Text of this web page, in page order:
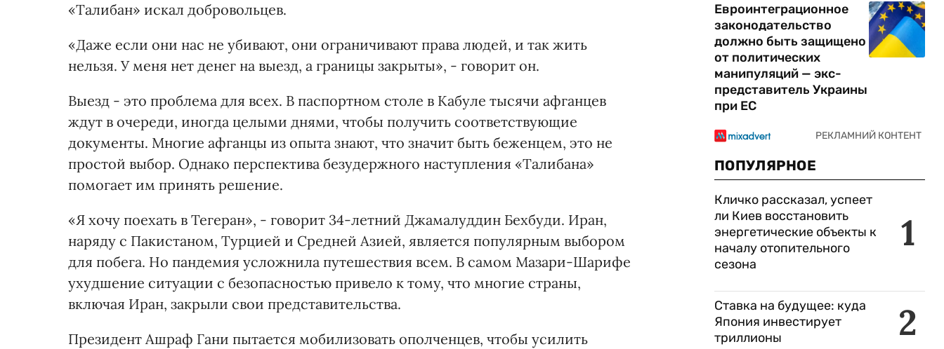
«Талибан» искал добровольцев.
«Даже если они нас не убивают, они ограничивают права людей, и так жить
нельзя. У меня нет денег на выезд, а границы закрыты», - говорит он.
Выезд - это проблема для всех. В паспортном столе в Кабуле тысячи афганцев
ждут в очереди, иногда целыми днями, чтобы получить соответствующие
документы. Многие афганцы из опыта знают, что значит быть беженцем, это не
простой выбор. Однако перспектива безудержного наступления «Талибана»
помогает им принять решение.
«Я хочу поехать в Тегеран», - говорит 34-летний Джамалуддин Бехбуди. Иран,
наряду с Пакистаном, Турцией и Средней Азией, является популярным выбором
для побега. Но пандемия усложнила путешествия всем. В самом Мазари-Шарифе
ухудшение ситуации с безопасностью привело к тому, что многие страны,
включая Иран, закрыли свои представительства.
Президент Ашраф Гани пытается мобилизовать ополченцев, чтобы усилить
Евроинтеграционное
законодательство
должно быть защищено
от политических
манипуляций — экс-
представитель Украины
при ЕС
ПОПУЛЯРНОЕ
1
Кличко рассказал, успеет
ли Киев восстановить
энергетические объекты к
началу отопительного
сезона
2
Ставка на будущее: куда
Япония инвестирует
триллионы